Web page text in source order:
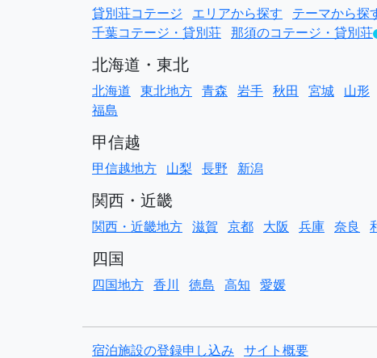
貸別荘コテージ エリアから探す テーマから探
千葉コテージ・貸別荘 那須のコテージ・貸別荘
北海道・東北
北海道 東北地方 青森 岩手 秋田 宮城 山形
福島
甲信越
甲信越地方 山梨 長野 新潟
関西・近畿
関西・近畿地方 滋賀 京都 大阪 兵庫 奈良
四国
四国地方 香川 徳島 高知 愛媛
宿泊施設の登録申し込み サイト概要